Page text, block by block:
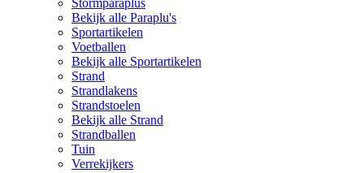
Stormparaplus
Bekijk alle Paraplu's
Sportartikelen
Voetballen
Bekijk alle Sportartikelen
Strand
Strandlakens
Strandstoelen
Bekijk alle Strand
Strandballen
Tuin
Verrekijkers